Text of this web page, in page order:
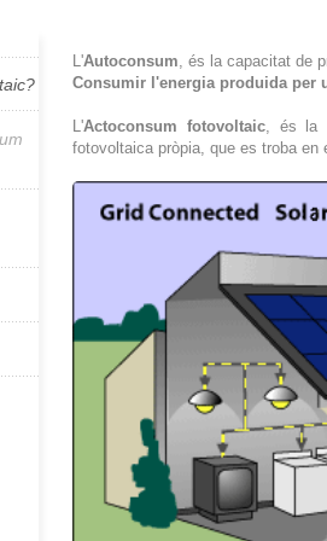
L'Autoconsum, és la capacitat de
Consumir l'energia produida per
L'Actoconsum fotovoltaic, és la
fotovoltaica pròpia, que es troba